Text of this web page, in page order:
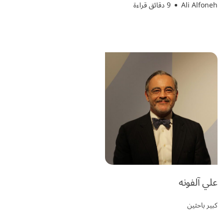
Ali Alfoneh 9 دقائق قراءة
علي آلفونه
كبير باحثين